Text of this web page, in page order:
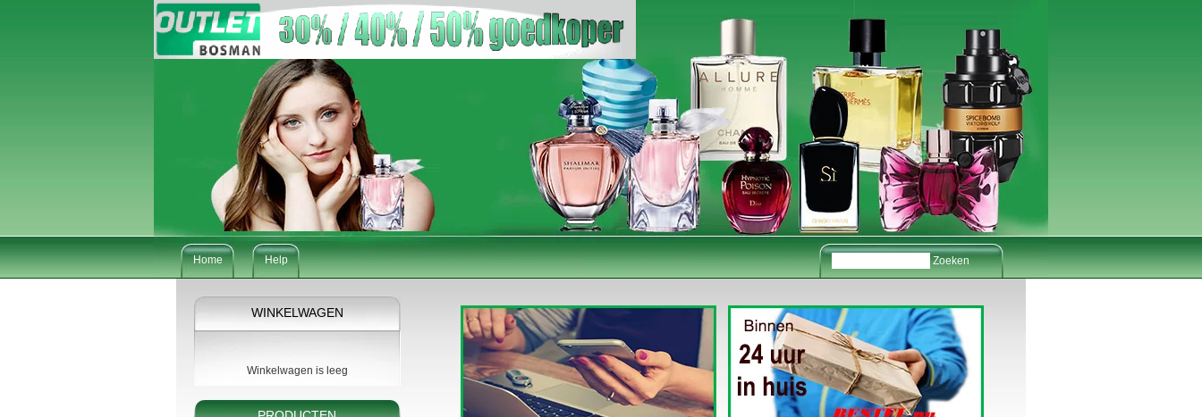
Home Help
WINKELWAGEN
Winkelwagen is leeg